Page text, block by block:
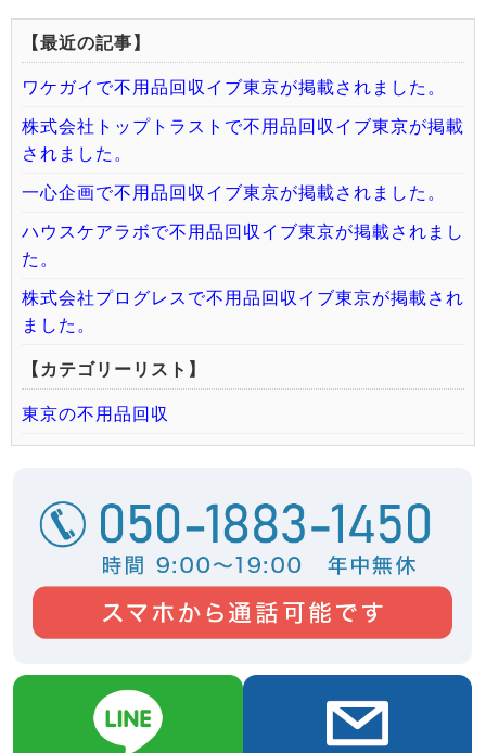
【最近の記事】
ワケガイで不用品回収イブ東京が掲載されました。
株式会社トップトラストで不用品回収イブ東京が掲載
されました。
一心企画で不用品回収イブ東京が掲載されました。
ハウスケアラボで不用品回収イブ東京が掲載されまし
た。
株式会社プログレスで不用品回収イブ東京が掲載され
ました。
【カテゴリーリスト】
東京の不用品回収